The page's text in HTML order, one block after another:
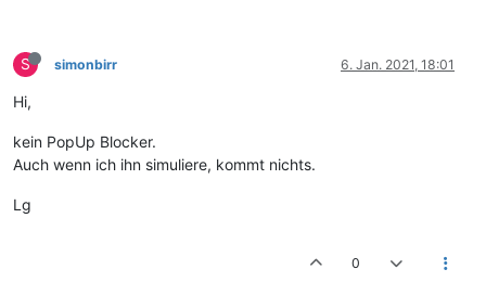
S simonbirr 6. Jan. 2021, 18:01
Hi,
kein PopUp Blocker.
Auch wenn ich ihn simuliere, kommt nichts.
Lg
0